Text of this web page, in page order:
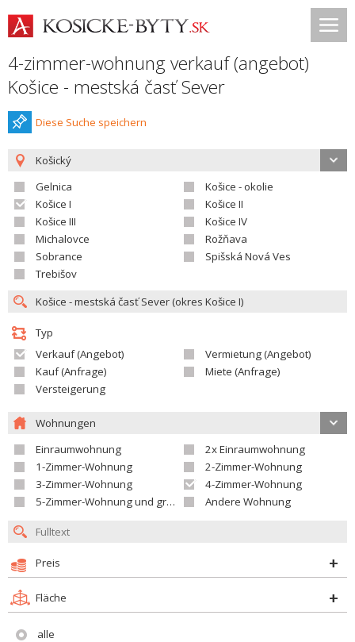
4-zimmer-wohnung verkauf (angebot)
Košice - mestská časť Sever
Diese Suche speichern
Košický
Gelnica
Košice - okolie
Košice I
Košice II
Košice III
Košice IV
Michalovce
Rožňava
Sobrance
Spišská Nová Ves
Trebišov
Typ
Verkauf (Angebot)
Vermietung (Angebot)
Kauf (Anfrage)
Miete (Anfrage)
Versteigerung
Wohnungen
Einraumwohnung
2x Einraumwohnung
1-Zimmer-Wohnung
2-Zimmer-Wohnung
3-Zimmer-Wohnung
4-Zimmer-Wohnung
5-Zimmer-Wohnung und größer
Andere Wohnung
Preis
Fläche
alle